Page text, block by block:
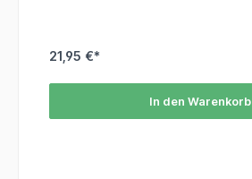
21,95 €*
In den Warenkorb